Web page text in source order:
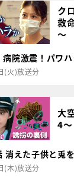
ク
救
～
院激震！パワ
(火)放送分
大
4～
消えた子供と兎
(木)放送分